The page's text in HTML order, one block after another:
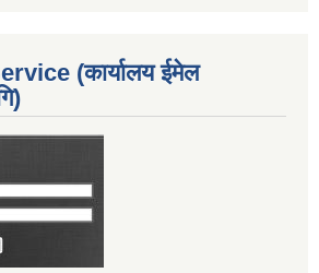
(कार्यालय ईमेल